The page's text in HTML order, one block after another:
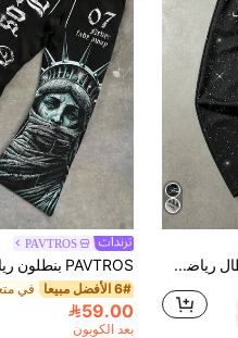
ROMWE MEN بنطال رياضي كاجوال يومي للرجال بخصر برباط وحروف وزينة لؤلؤ صناعي
PAVTROS
6# الأفضل مبيعا
59.00
بعد الكوبون